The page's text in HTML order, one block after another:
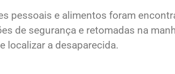
pessoais e alimentos foram
de segurança e retomadas na
a desaparecida.